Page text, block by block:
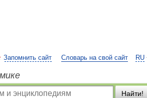
RU
Запомнить сайт Словарь на свой сайт
Найти!